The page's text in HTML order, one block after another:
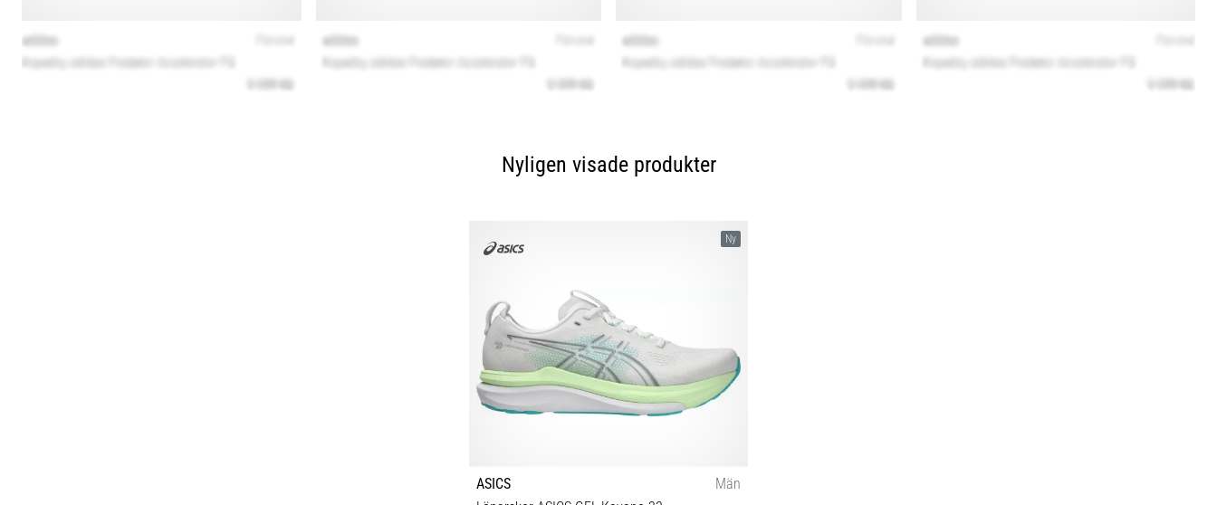
Nyligen visade produkter
Ny
ASICS
Män